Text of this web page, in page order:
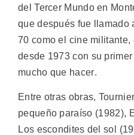
del Tercer Mundo en
que después fue llamado
70 como el cine
desde 1973 con su primer
mucho que hacer.
Entre otras obras,
pequeño paraíso (1982),
Los escondites del sol